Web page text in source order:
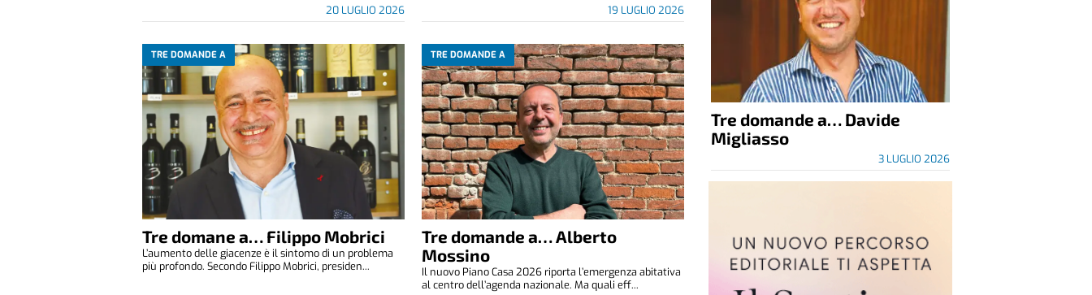
20 LUGLIO 2026 19 LUGLIO 2026
TRE DOMANDE A
Tre domane a… Filippo Mobrici
L’aumento delle giacenze è il sintomo di un problema
più profondo. Secondo Filippo Mobrici, presiden...
TRE DOMANDE A
Tre domande a… Alberto
Mossino
Il nuovo Piano Casa 2026 riporta l’emergenza abitativa
al centro dell’agenda nazionale. Ma quali eff...
Tre domande a… Davide
Migliasso
3 LUGLIO 2026